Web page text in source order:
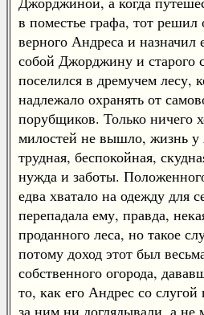
в поместье графа, тот решил
верного Андреса и назначил
собой Джорджину и старого
поселился в дремучем лесу,
надлежало охранять от
порубщиков. Только ничего
милостей не вышло, жизнь у
трудная, беспокойная,
нужда и заботы.
едва хватало на одежду для
перепадала ему, правда,
проданного леса, но такое
потому доход этот был
собственного огорода,
то, как его Андрес со
за ним ни доглядывали, а не